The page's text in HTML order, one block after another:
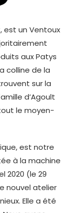
est un Ventoux
aux Patys
colline de la
sur la
d’Agoult
le moyen-
est notre
à la machine
2020 (le 29
nouvel atelier
Elle a été